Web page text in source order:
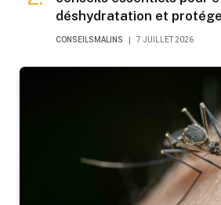
déshydratation et
CONSEILSMALINS 7 JUILLET 2026